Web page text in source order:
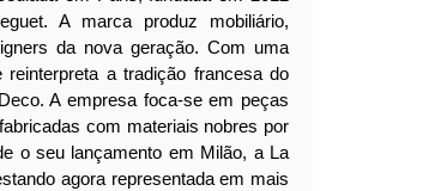
A marca produz mobiliário,
da nova geração. Com uma
a tradição francesa do
A empresa foca-se em peças
com materiais nobres por
o seu lançamento em Milão, a La
agora representada em mais